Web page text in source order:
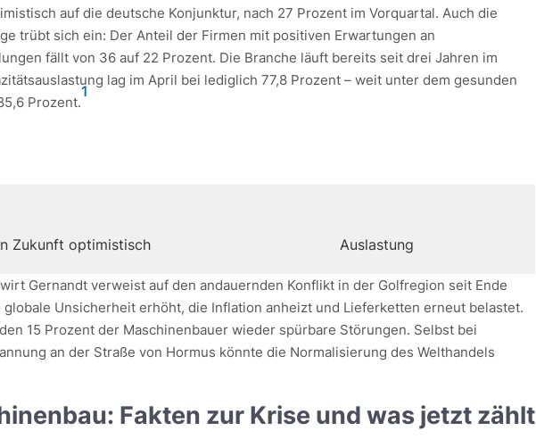
auf die deutsche Konjunktur, nach 27 Prozent im Vorquartal. Auch die
trübt sich ein: Der Anteil der Firmen mit positiven Erwartungen an
fällt von 36 auf 22 Prozent. Die Branche läuft bereits seit drei Jahren im
lag im April bei lediglich 77,8 Prozent – weit unter dem gesunden
Prozent.
1
Zukunft optimistisch Auslastung
Gernandt verweist auf den andauernden Konflikt in der Golfregion seit Ende
globale Unsicherheit erhöht, die Inflation anheizt und Lieferketten erneut belastet.
15 Prozent der Maschinenbauer wieder spürbare Störungen. Selbst bei
an der Straße von Hormus könnte die Normalisierung des Welthandels
Fakten zur Krise und was jetzt zählt